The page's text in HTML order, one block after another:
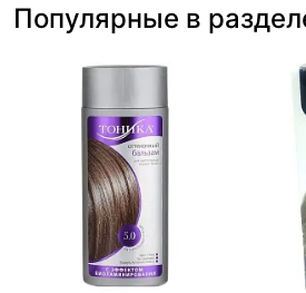
Популярные в